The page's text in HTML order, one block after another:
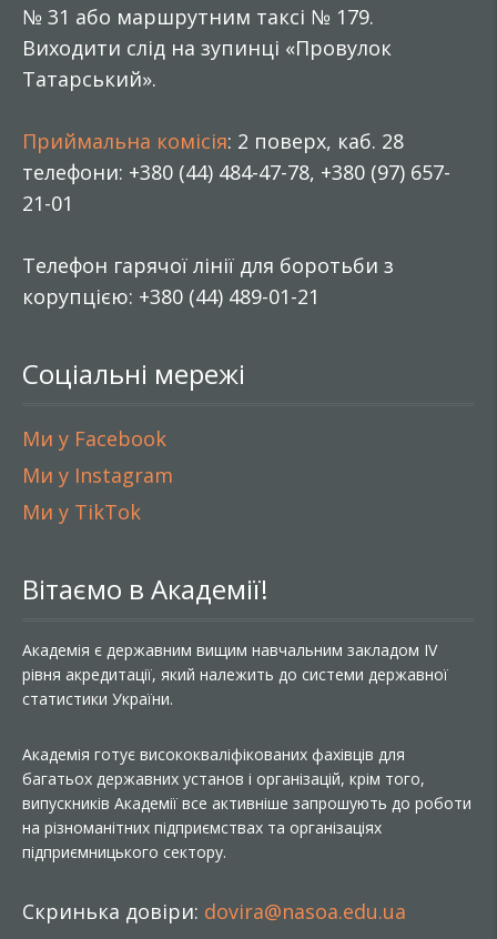
№ 31 або маршрутним таксі № 179.
Виходити слід на зупинці «Провулок
Татарський».
Приймальна комісія: 2 поверх, каб. 28
телефони: +380 (44) 484-47-78, +380 (97) 657-
21-01
Телефон гарячої лінії для боротьби з
корупцією: +380 (44) 489-01-21
Соціальні мережі
Ми у Facebook
Ми у Instagram
Ми у TikTok
Вітаємо в Академії!
Академія є державним вищим навчальним закладом IV
рівня акредитації, який належить до системи державної
статистики України.
Академія готує висококваліфікованих фахівців для
багатьох державних установ і організацій, крім того,
випускників Академії все активніше запрошують до роботи
на різноманітних підприємствах та організаціях
підприємницького сектору.
Скринька довіри: dovira@nasoa.edu.ua